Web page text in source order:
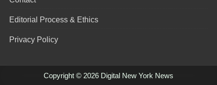
Editorial Process & Ethics
Privacy Policy
Copyright © 2026 Digital New York News